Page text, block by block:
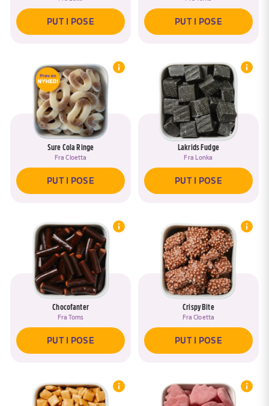
PUT I POSE PUT I POSE
Sure Cola Ringe
FraCloetta
PUT I POSE
Lakrids Fudge
Fra Lonka
PUT I POSE
Chocofanter
Fra Toms
PUT I POSE
Crispy Bite
FraCloetta
PUT I POSE